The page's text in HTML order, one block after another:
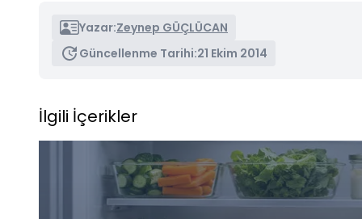
Yazar:Zeynep GÜÇLÜCAN
Güncellenme Tarihi:21 Ekim 2014
İlgili İçerikler